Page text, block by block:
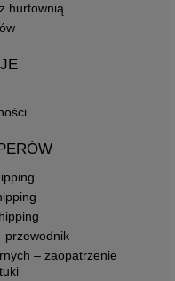
hurtownią
przewodnik
– zaopatrzenie